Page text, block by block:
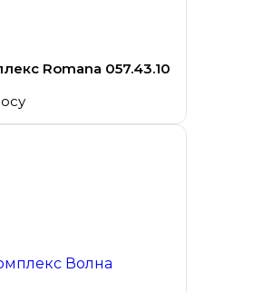
Romana 057.43.10